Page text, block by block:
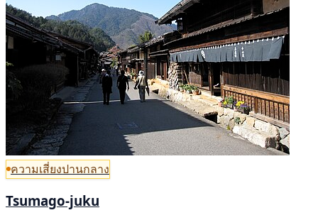
ความเสี่ยงปานกลาง
Tsumago-juku